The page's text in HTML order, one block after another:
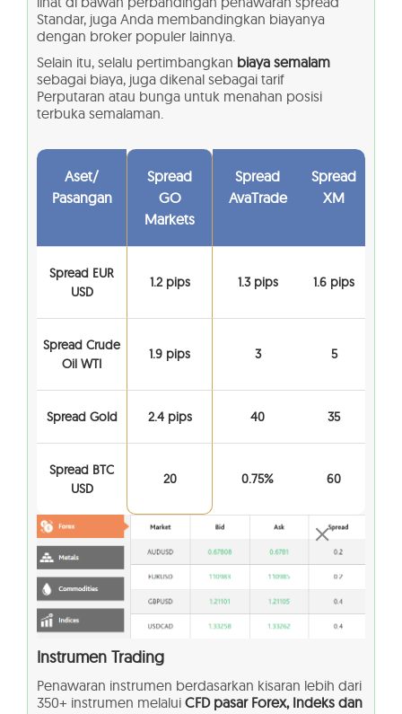
Standar, juga Anda membandingkan biayanya
dengan broker populer lainnya.
Selain itu, selalu pertimbangkan biaya semalam
sebagai biaya, juga dikenal sebagai tarif
Perputaran atau bunga untuk menahan posisi
terbuka semalaman.
Aset/
Pasangan
Spread
GO
Markets
Spread
AvaTrade
Spread
XM
Spread EUR
USD
1.2 pips 1.3 pips 1.6 pips
Spread Crude
Oil WTI
1.9 pips 3 5
Spread Gold 2.4 pips 40 35
Spread BTC
USD
20 0.75% 60
Instrumen Trading
Penawaran instrumen berdasarkan kisaran lebih dari
350+ instrumen melalui CFD pasar Forex, Indeks dan